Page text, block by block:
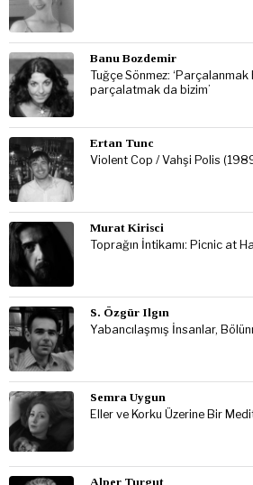
Banu Bozdemir
Tuğçe Sönmez: ‘Parçalanmak
parçalatmak da bizim’
Ertan Tunc
Violent Cop / Vahşi Polis
Murat Kirisci
Toprağın İntikamı: Picnic at
S. Özgür Ilgın
Yabancılaşmış İnsanlar,
Semra Uygun
Eller ve Korku Üzerine Bir
Alper Turgut